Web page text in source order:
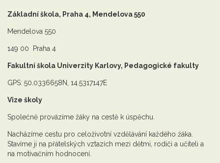
Základní škola, Praha 4, Mendelova 550
Mendelova 550
149 00 Praha 4
Fakultní škola Univerzity Karlovy, Pedagogické fakulty
GPS: 50.0336658N, 14.5317147E
Vize školy
Společně provázíme žáky na cestě k úspěchu.
Nacházíme cestu pro celoživotní vzdělávání každého žáka.
Stavíme ji na přátelských vztazích mezi dětmi, rodiči a učiteli a
na motivačním hodnocení.